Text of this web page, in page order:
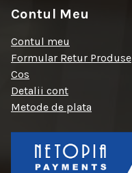
Contul Meu
Contul meu
Formular Retur Produse
Cos
Detalii cont
Metode de plata